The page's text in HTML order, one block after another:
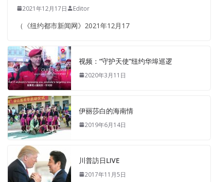
2021年12月17日 Editor
（《纽约都市新闻网》2021年12月17
视频：“守护天使”纽约华埠巡逻
2020年3月11日
伊丽莎白的海南情
2019年6月14日
川普訪日LIVE
2017年11月5日